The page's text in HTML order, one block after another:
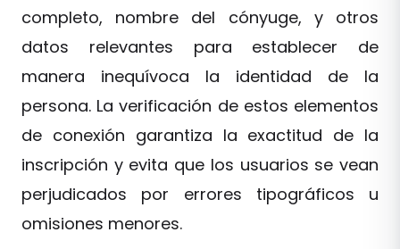
completo, nombre del cónyuge, y otros
datos relevantes para establecer de
manera inequívoca la identidad de la
persona. La verificación de estos elementos
de conexión garantiza la exactitud de la
inscripción y evita que los usuarios se vean
perjudicados por errores tipográficos u
omisiones menores.